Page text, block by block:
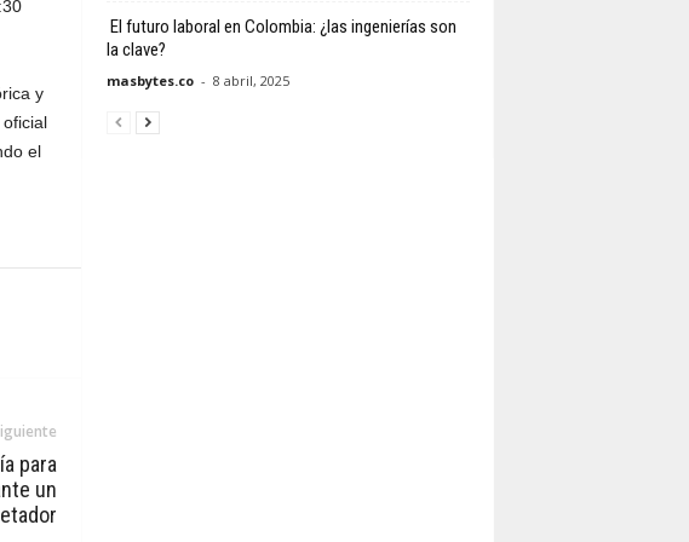
y
el
para
un
El futuro laboral en Colombia: ¿las ingenierías son
la clave?
masbytes.co - 8 abril, 2025